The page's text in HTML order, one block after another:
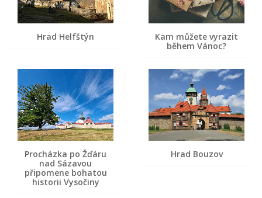
Hrad Helfštýn
Kam můžete vyrazit
během Vánoc?
Procházka po Žďáru
nad Sázavou
připomene bohatou
historii Vysočiny
Hrad Bouzov